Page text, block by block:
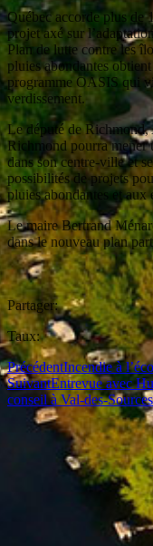
Québec accorde plus
projet axé sur
Plan de lutte contre les
pluies abondantes
programme OASIS qui
verdissement.
Le député de
Richmond pourra mener
dans son centre-ville et
possibilités de projets
pluies abondantes et aux
Le maire Bertrand
dans le nouveau plan
Partager:
Taux:
PrécédentIncendie à
SuivantEntrevue avec
conseil à Val-des-Sources